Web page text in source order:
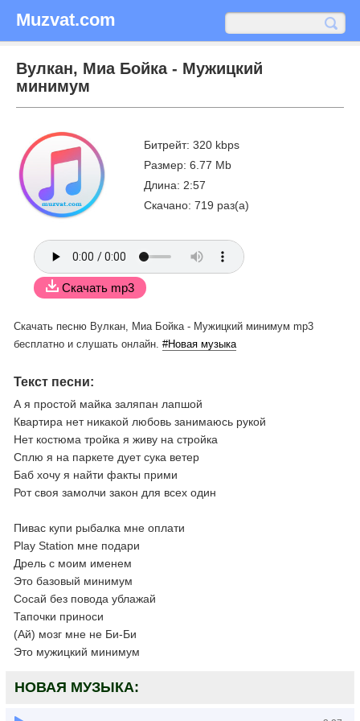
Muzvat.com
Вулкан, Миа Бойка - Мужицкий
минимум
Битрейт: 320 kbps
Размер: 6.77 Mb
Длина: 2:57
Скачано: 719 раз(а)
Скачать mp3
Скачать песню Вулкан, Миа Бойка - Мужицкий минимум mp3
бесплатно и слушать онлайн. #Новая музыка
Текст песни:
А я простой майка заляпан лапшой
Квартира нет никакой любовь занимаюсь рукой
Нет костюма тройка я живу на стройка
Сплю я на паркете дует сука ветер
Баб хочу я найти факты прими
Рот своя замолчи закон для всех один
Пивас купи рыбалка мне оплати
Play Station мне подари
Дрель с моим именем
Это базовый минимум
Сосай без повода ублажай
Тапочки приноси
(Ай) мозг мне не Би-Би
Это мужицкий минимум
НОВАЯ МУЗЫКА: